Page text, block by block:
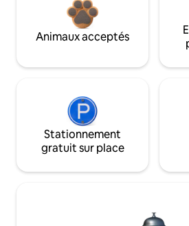
Animaux acceptés
Stationnement
gratuit sur place